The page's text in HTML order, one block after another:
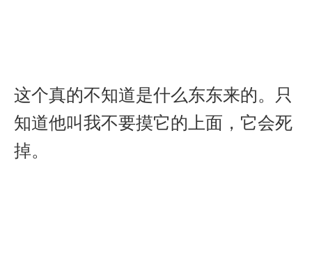
这个真的不知道是什么东东来的。只
知道他叫我不要摸它的上面，它会死
掉。